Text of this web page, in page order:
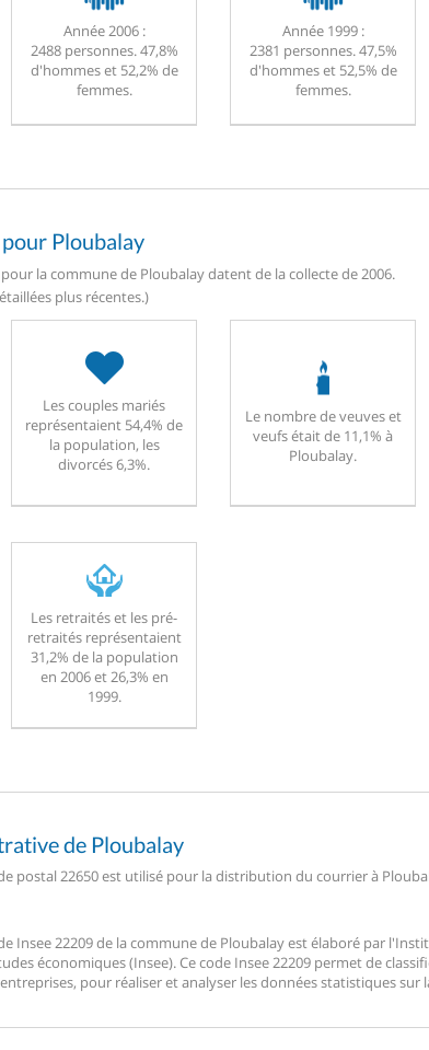
Année 2006 :
2488 personnes. 47,8%
d'hommes et 52,2% de
femmes.
Année 1999 :
2381 personnes. 47,5%
d'hommes et 52,5% de
femmes.
Ploubalay
la commune de Ploubalay datent de la collecte de 2006.
plus récentes.)
Les couples mariés
représentaient 54,4% de
la population, les
divorcés 6,3%.
Le nombre de veuves et
veufs était de 11,1% à
Ploubalay.
Les retraités et les pré-
retraités représentaient
31,2% de la population
en 2006 et 26,3% en
1999.
de Ploubalay
postal 22650 est utilisé pour la distribution du courrier à
Insee 22209 de la commune de Ploubalay est élaboré par
économiques (Insee). Ce code Insee 22209 permet de
pour réaliser et analyser les données statistiques sur